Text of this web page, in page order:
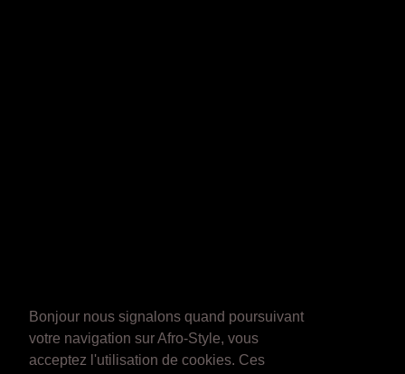
Bonjour nous signalons quand poursuivant
votre navigation sur Afro-Style, vous
acceptez l'utilisation de cookies. Ces